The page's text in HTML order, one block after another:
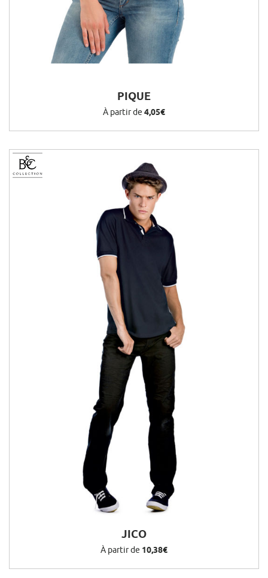
PIQUE
À partir de 4,05€
JICO
À partir de 10,38€